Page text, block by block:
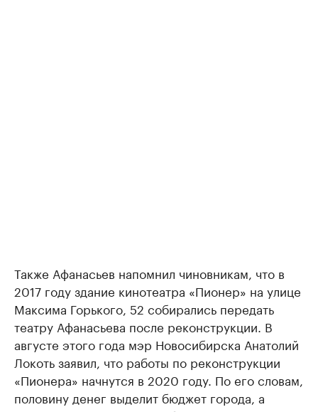
Также Афанасьев напомнил чиновникам, что в
2017 году здание кинотеатра «Пионер» на улице
Максима Горького, 52 собирались передать
театру Афанасьева после реконструкции. В
августе этого года мэр Новосибирска Анатолий
Локоть заявил, что работы по реконструкции
«Пионера» начнутся в 2020 году. По его словам,
половину денег выделит бюджет города, а